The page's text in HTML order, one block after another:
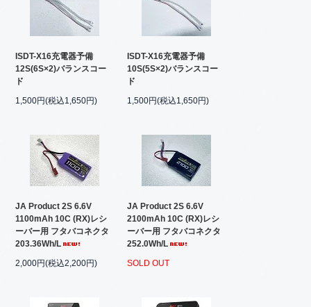
ISDT-X16充電器予備
12S(6S×2)バランスコー
ド
1,500円(税込1,650円)
ISDT-X16充電器予備
10S(5S×2)バランスコー
ド
1,500円(税込1,650円)
JA Product 2S 6.6V
1100mAh 10C (RX)レシ
ーバー用 フタバコネクタ
203.36Wh/L
2,000円(税込2,200円)
JA Product 2S 6.6V
2100mAh 10C (RX)レシ
ーバー用 フタバコネクタ
252.0Wh/L
SOLD OUT